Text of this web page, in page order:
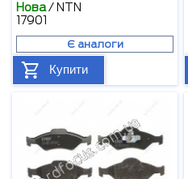
Нова/ NTN
17901
Є аналоги
Купити